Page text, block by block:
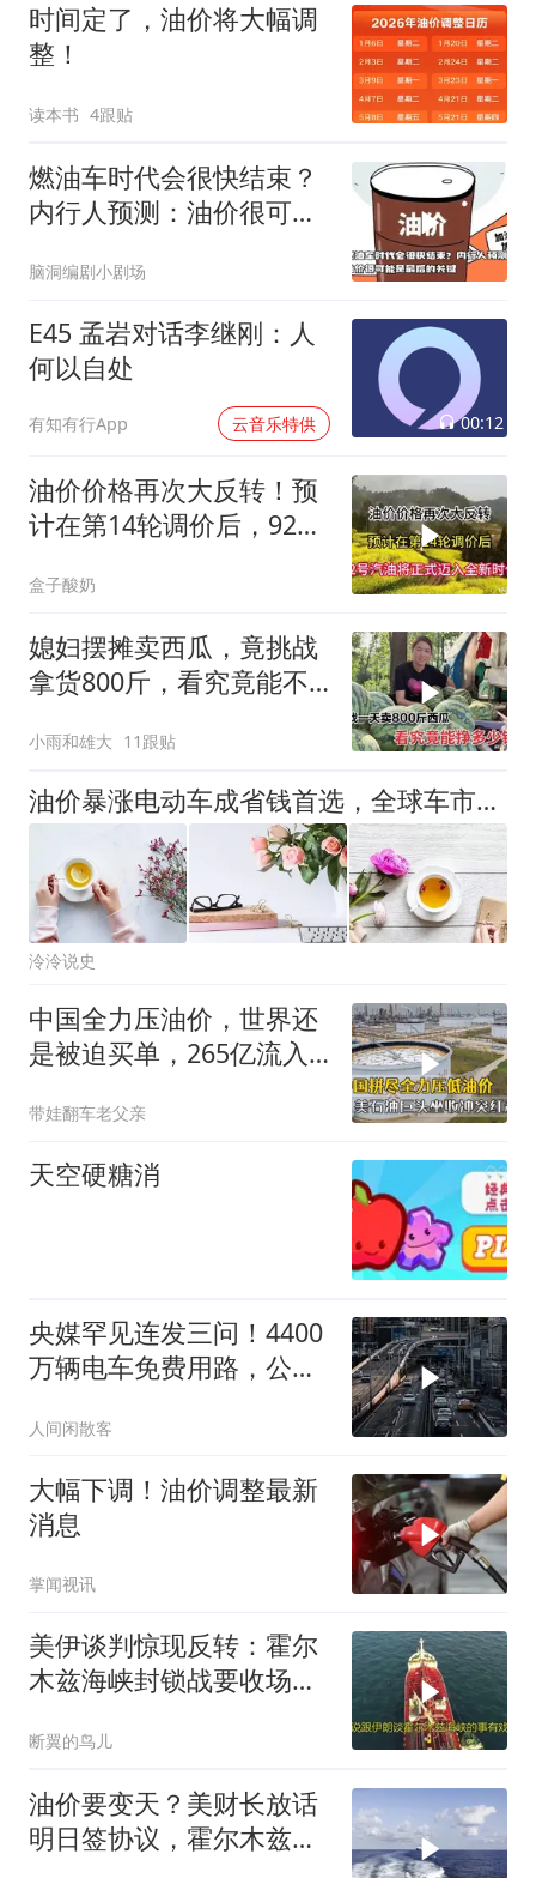
时间定了，油价将大幅调
整！
读本书 4跟贴
燃油车时代会很快结束？
内行人预测：油价很可能
脑洞编剧小剧场
E45 孟岩对话李继刚：人
何以自处
有知有行App 云音乐特供 00:12
油价价格再次大反转！预
计在第14轮调价后，92号
盒子酸奶
媳妇摆摊卖西瓜，竟挑战
拿货800斤，看究竟能不
小雨和雄大 11跟贴
油价暴涨电动车成省钱首选，全球车市迎来大洗牌
泠泠说史
中国全力压油价，世界还
是被迫买单，265亿流入
带娃翻车老父亲
天空硬糖消
央媒罕见连发三问！4400
万辆电车免费用路，公平
人间闲散客
大幅下调！油价调整最新
消息
掌闻视讯
美伊谈判惊现反转：霍尔
木兹海峡封锁战要收场，
断翼的鸟儿
油价要变天？美财长放话
明日签协议，霍尔木兹海